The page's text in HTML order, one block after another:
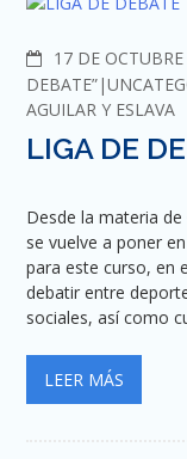
17 DE
DEBATE”
AGUILAR Y ESLAVA
LIGA DE
Desde la materia
se vuelve a poner
para este curso, en
debatir entre
sociales, así como
LEER MÁS